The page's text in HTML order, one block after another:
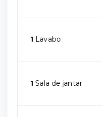
1 Lavabo
1 Sala de jantar